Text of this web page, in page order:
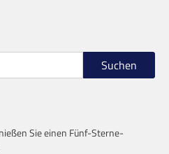
Suchen
Sie einen Fünf-Sterne-